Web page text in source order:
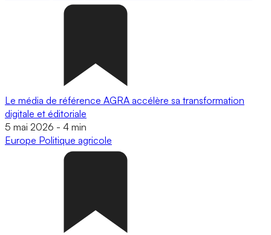
Le média de référence AGRA accélère sa transformation
digitale et éditoriale
5 mai 2026 - 4 min
Europe Politique agricole